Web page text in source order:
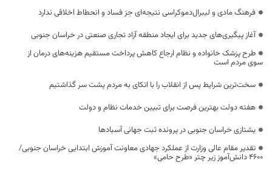
فرهنگ مادی و لیبرال‌دموکراسی نتیجه‌ای جز فساد و انحطاط اخلاقی ندارد
آغاز پیگیری‌های جدید برای ایجاد منطقه آزاد تجاری صنعتی در خراسان جنوبی
طرح پزشک خانواده و نظام ارجاع کاهش پرداخت مستقیم هزینه‌های درمان از
سوی مردم است
سخت‌ترین شرایط پس از انقلاب را با اتکای به مردم پشت سر گذاشتیم
هفته دولت بهترین فرصت برای تبیین خدمات نظام و دولت
یشتازی خراسان جنوبی در پرونده ثبت جهانی آسبادها
تقدیر مقام عالی وزارت از عملکرد جهادی معاونت آموزش ابتدایی خراسان جنوبی/
۴۶۰۰ دانش‌آموز زیر چتر «طرح حامی»